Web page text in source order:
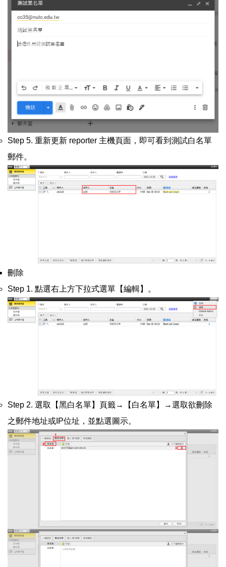
Step 5. 重新更新 reporter 主機頁面，即可看到測試白名單
郵件。
刪除
Step 1. 點選右上方下拉式選單【編輯】。
Step 2. 選取【黑白名單】頁籤→【白名單】→選取欲刪除
之郵件地址或IP位址，並點選圖示。